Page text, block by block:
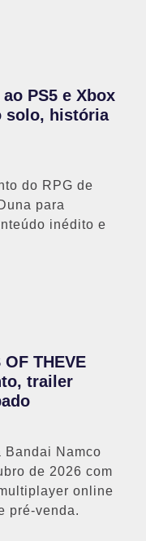
PS5 e Xbox
solo, história
do RPG de
para
inédito e
THEVE
trailer
Bandai Namco
de 2026 com
online
pré-venda.